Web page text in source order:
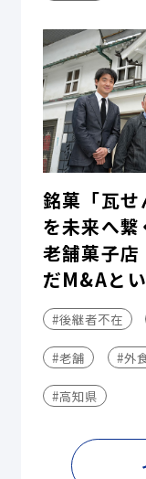
銘菓「瓦
を未来へ繋
老舗菓子
だM&Aと
#後継者不在
#老舗 #外
#高知県